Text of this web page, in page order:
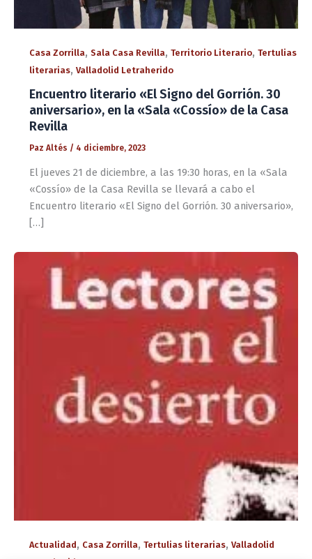
Casa Zorrilla, Sala Casa Revilla, Territorio Literario, Tertulias
literarias, Valladolid Letraherido
Encuentro literario «El Signo del Gorrión. 30
aniversario», en la «Sala «Cossío» de la Casa
Revilla
Paz Altés / 4 diciembre, 2023
El jueves 21 de diciembre, a las 19:30 horas, en la «Sala
«Cossío» de la Casa Revilla se llevará a cabo el
Encuentro literario «El Signo del Gorrión. 30 aniversario»,
[…]
Actualidad, Casa Zorrilla, Tertulias literarias, Valladolid